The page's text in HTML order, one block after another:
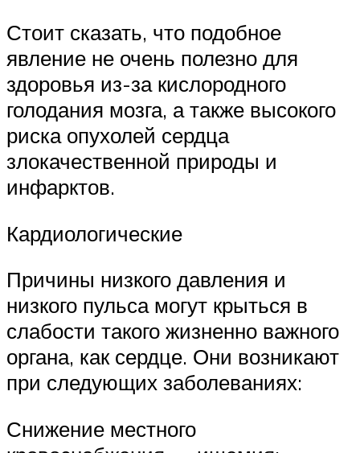
Стоит сказать, что подобное
явление не очень полезно для
здоровья из-за кислородного
голодания мозга, а также высокого
риска опухолей сердца
злокачественной природы и
инфарктов.
Кардиологические
Причины низкого давления и
низкого пульса могут крыться в
слабости такого жизненно важного
органа, как сердце. Они возникают
при следующих заболеваниях:
Снижение местного